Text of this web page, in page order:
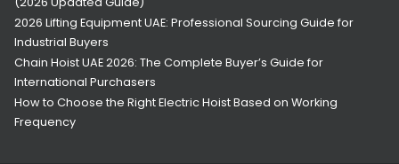
2026 Lifting Equipment UAE: Professional Sourcing Guide for
Industrial Buyers
Chain Hoist UAE 2026: The Complete Buyer’s Guide for
International Purchasers
How to Choose the Right Electric Hoist Based on Working
Frequency